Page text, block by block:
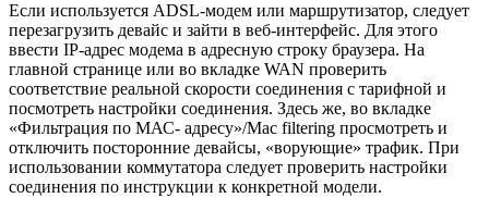
Если используется ADSL-модем или маршрутизатор, следует
перезагрузить девайс и зайти в веб-интерфейс. Для этого
ввести IP-адрес модема в адресную строку браузера. На
главной странице или во вкладке WAN проверить
соответствие реальной скорости соединения с тарифной и
посмотреть настройки соединения. Здесь же, во вкладке
«Фильтрация по МАС- адресу»/Mac filtering просмотреть и
отключить посторонние девайсы, «ворующие» трафик. При
использовании коммутатора следует проверить настройки
соединения по инструкции к конкретной модели.